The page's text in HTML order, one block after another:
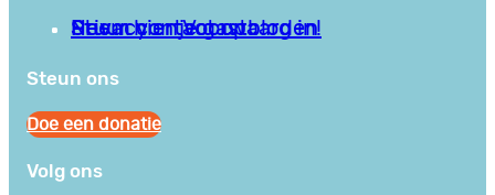
Privacy en Voorwaarden
Stuur hier je gastblog in!
Neem contact op
Steun ons
Doe een donatie
Volg ons